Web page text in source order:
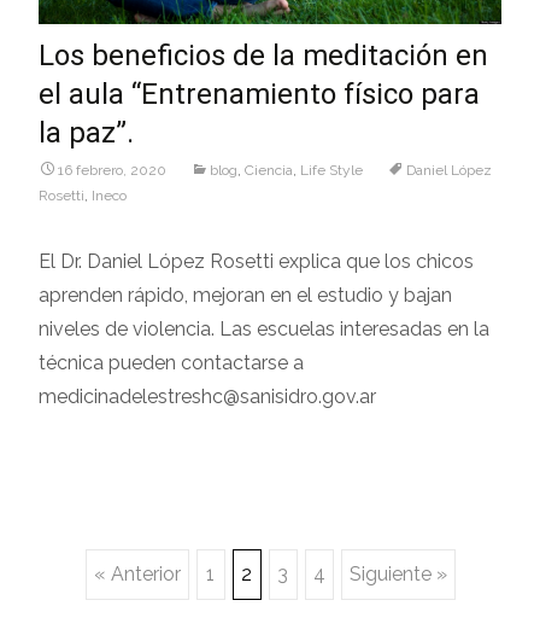
Los beneficios de la meditación en
el aula “Entrenamiento físico para
la paz”.
16 febrero, 2020 blog, Ciencia, Life Style
Daniel López
Rosetti, Ineco
El Dr. Daniel López Rosetti explica que los chicos
aprenden rápido, mejoran en el estudio y bajan
niveles de violencia. Las escuelas interesadas en la
técnica pueden contactarse a
medicinadelestreshc@sanisidro.gov.ar
Navegación
« Anterior 1 2 3 4 Siguiente »